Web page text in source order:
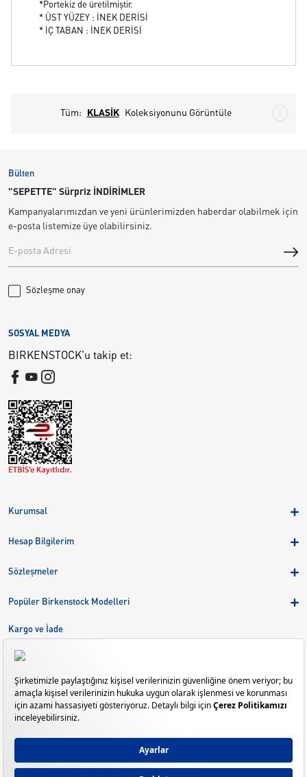
*Portekiz de üretilmiştir.
* ÜST YÜZEY : İNEK DERİSİ
* İÇ TABAN : İNEK DERİSİ
Tüm: KLASİK Koleksiyonunu Görüntüle
Bülten
"SEPETTE" Sürpriz İNDİRİMLER
Kampanyalarımızdan ve yeni ürünlerimizden haberdar olabilmek için
e-posta listemize üye olabilirsiniz.
Sözleşme onay
Kurumsal
Birkenstock Group
Kariyer
Hesap Bilgilerim
Sipariş Takibi
Sözleşmeler
Kargo ve İade
Çerez Tercihlerini Yönetin
Popüler Birkenstock Modelleri
Gizeh
Mayari
Madrid
Kargo ve İade
Bize Ulaşın
SOSYAL MEDYA
BIRKENSTOCK'u takip et: